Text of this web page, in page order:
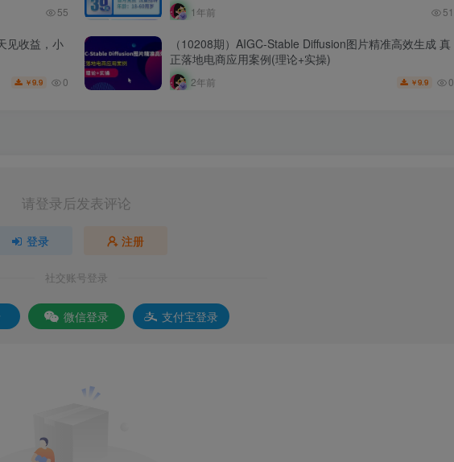
55 1年前 51
见收益，小
￥9.9 0
（10208期）AIGC-Stable Diffusion图片精准高效生成 真
正落地电商应用案例(理论+实操)
2年前 ￥9.9 0
请登录后发表评论
登录 注册
社交账号登录
微信登录 支付宝登录